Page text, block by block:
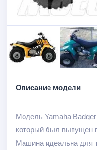
Описание модели
Модель Yamaha Badger
который был выпущен
Машина идеальна для